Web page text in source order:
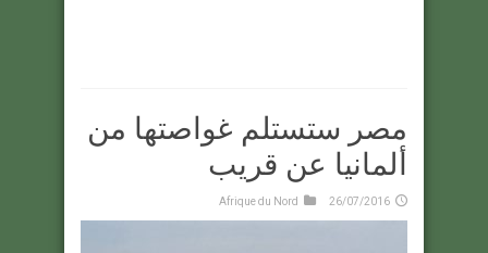
مصر ستستلم غواصتها من
ألمانيا عن قريب
26/07/2016
Afrique du Nord